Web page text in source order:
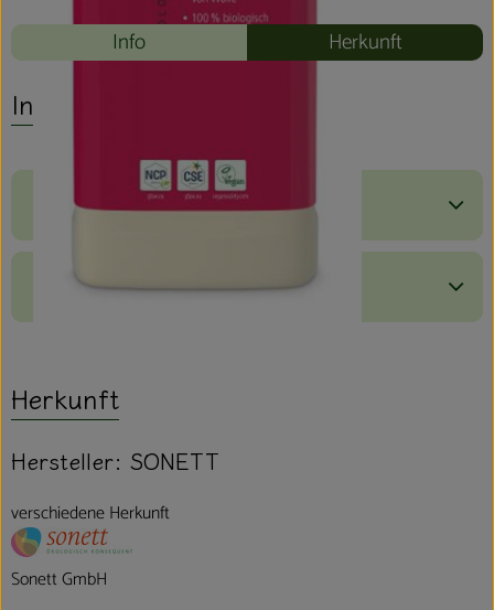
Info Herkunft
Info
Produktinformationen
Produktdatenblatt
Herkunft
Hersteller: SONETT
verschiedene Herkunft
Sonett GmbH